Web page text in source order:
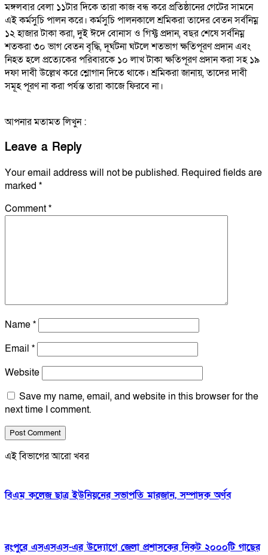
মঙ্গলবার বেলা ১১টার দিকে তারা কাজ বন্ধ করে প্রতিষ্ঠানের গেটের সামনে
এই কর্মসুচি পালন করে। কর্মসুচি পালনকালে শ্রমিকরা তাদের বেতন সর্বনিম্ন
১২ হাজার টাকা করা, দুই ঈদে বোনাস ও গিফ্ট প্রদান, বছর শেষে সর্বনিম্ন
শতকরা ৩০ ভাগ বেতন বৃদ্ধি, দূর্ঘটনা ঘটলে শতভাগ ক্ষতিপূরণ প্রদান এবং
নিহত হলে প্রত্যেকের পরিবারকে ১০ লাখ টাকা ক্ষতিপূরণ প্রদান করা সহ ১৯
দফা দাবী উল্লেখ করে শ্লোগান দিতে থাকে। শ্রমিকরা জানায়, তাদের দাবী
সমূহ পূরণ না করা পর্যন্ত তারা কাজে ফিরবে না।
আপনার মতামত লিখুন :
Leave a Reply
Your email address will not be published. Required fields are
marked *
Comment*
Name*
Email *
Website
Save my name, email, and website in this browser for the
next time I comment.
এই বিভাগের আরো খবর
বিএম কলেজ ছাত্র ইউনিয়নের সভাপতি মারজান, সম্পাদক অর্ণব
রংপুরে এসএসএস-এর উদ্যোগে জেলা প্রশাসকের নিকট ২০০০টি গাছের